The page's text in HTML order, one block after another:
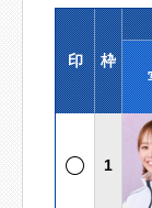
印 枠
1